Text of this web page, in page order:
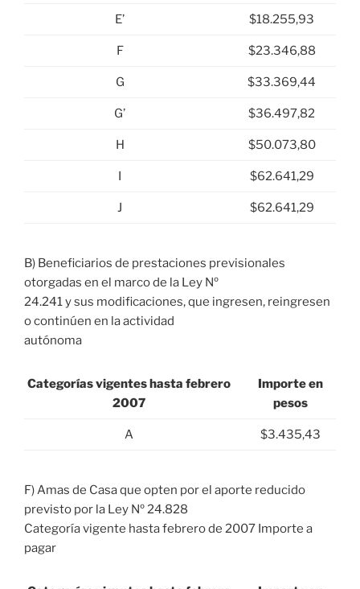
E’ $18.255,93
F $23.346,88
G $33.369,44
G’ $36.497,82
H $50.073,80
I $62.641,29
J $62.641,29
B) Beneficiarios de prestaciones previsionales
otorgadas en el marco de la Ley Nº
24.241 y sus modificaciones, que ingresen, reingresen
o continúen en la actividad
autónoma
Categorías vigentes hasta febrero
2007
Importe en
pesos
A $3.435,43
F) Amas de Casa que opten por el aporte reducido
previsto por la Ley Nº 24.828
Categoría vigente hasta febrero de 2007 Importe a
pagar